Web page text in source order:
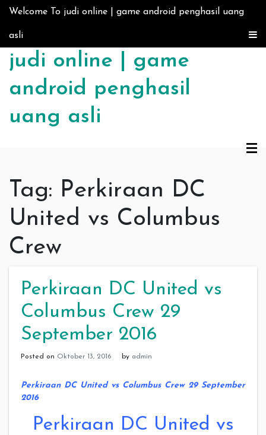
Skip to content
Welcome To judi online | game android penghasil uang
asli
judi online | game
android penghasil
uang asli
Tag: Perkiraan DC
United vs Columbus
Crew
Perkiraan DC United vs
Columbus Crew 29
September 2016
Posted on Oktober 13, 2016 by admin
Perkiraan DC United vs Columbus Crew 29 September
2016
Perkiraan DC United vs